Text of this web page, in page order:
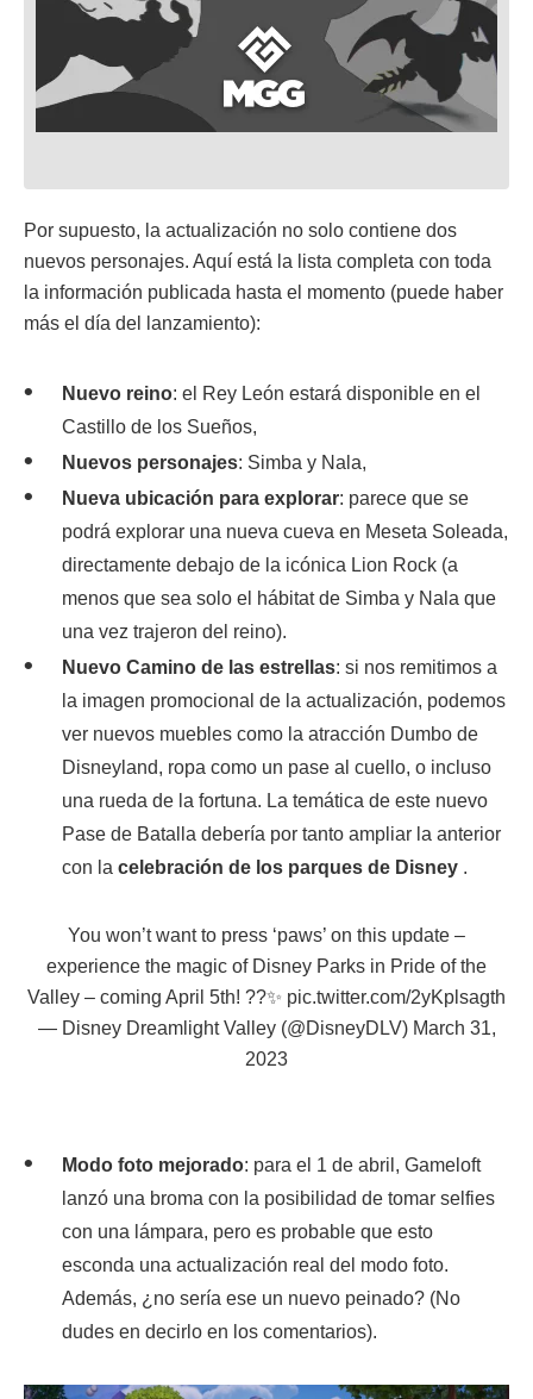
Por supuesto, la actualización no solo contiene dos
nuevos personajes. Aquí está la lista completa con toda
la información publicada hasta el momento (puede haber
más el día del lanzamiento):
Nuevo reino: el Rey León estará disponible en el
Castillo de los Sueños,
Nuevos personajes: Simba y Nala,
Nueva ubicación para explorar: parece que se
podrá explorar una nueva cueva en Meseta Soleada,
directamente debajo de la icónica Lion Rock (a
menos que sea solo el hábitat de Simba y Nala que
una vez trajeron del reino).
Nuevo Camino de las estrellas: si nos remitimos a
la imagen promocional de la actualización, podemos
ver nuevos muebles como la atracción Dumbo de
Disneyland, ropa como un pase al cuello, o incluso
una rueda de la fortuna. La temática de este nuevo
Pase de Batalla debería por tanto ampliar la anterior
con la celebración de los parques de Disney .
You won’t want to press ‘paws’ on this update –
experience the magic of Disney Parks in Pride of the
Valley – coming April 5th! ??✨ pic.twitter.com/2yKplsagth
— Disney Dreamlight Valley (@DisneyDLV) March 31,
2023
Modo foto mejorado: para el 1 de abril, Gameloft
lanzó una broma con la posibilidad de tomar selfies
con una lámpara, pero es probable que esto
esconda una actualización real del modo foto.
Además, ¿no sería ese un nuevo peinado? (No
dudes en decirlo en los comentarios).